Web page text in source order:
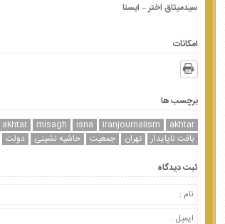
سیدمیثاق اختر – ایسنا
امکانات
برچسب ها
akhtar
iranjournalism
isna
misagh
بافت ناپایدار
تهران جمعیت حاشیه نشینی دولت
ثبت دیدگاه